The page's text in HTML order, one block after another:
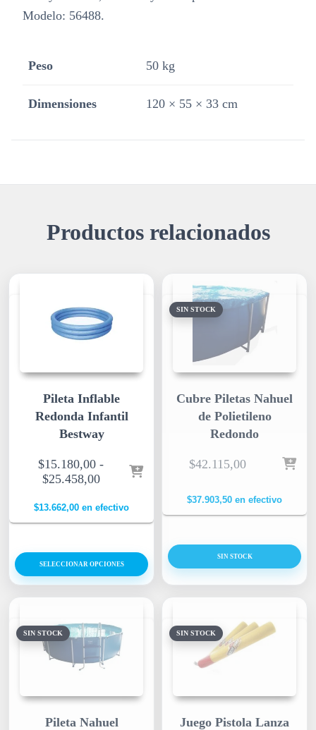
Modelo: 56488.
Peso 50 kg
Dimensiones 120 × 55 × 33 cm
Productos relacionados
Pileta Inflable
Redonda Infantil
Bestway
$15.180,00 -
$25.458,00
$13.662,00 en efectivo
SELECCIONAR OPCIONES
SIN STOCK
Cubre Piletas Nahuel
de Polietileno
Redondo
$42.115,00
$37.903,50 en efectivo
SIN STOCK
SIN STOCK
Pileta Nahuel
SIN STOCK
Juego Pistola Lanza